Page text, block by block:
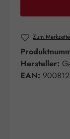
Zum
Hersteller:
EAN: